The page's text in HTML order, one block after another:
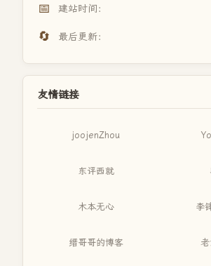
📅 建站时间：
🔄 最后更新：
友情链接
joojenZhou
东评西就
木本无心 李
缙哥哥的博客